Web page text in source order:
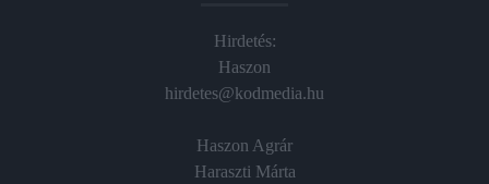
Hirdetés:
Haszon
hirdetes@kodmedia.hu
Haszon Agrár
Haraszti Márta